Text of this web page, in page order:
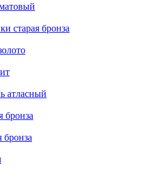
старая бронза
атласный
бронза
бронза